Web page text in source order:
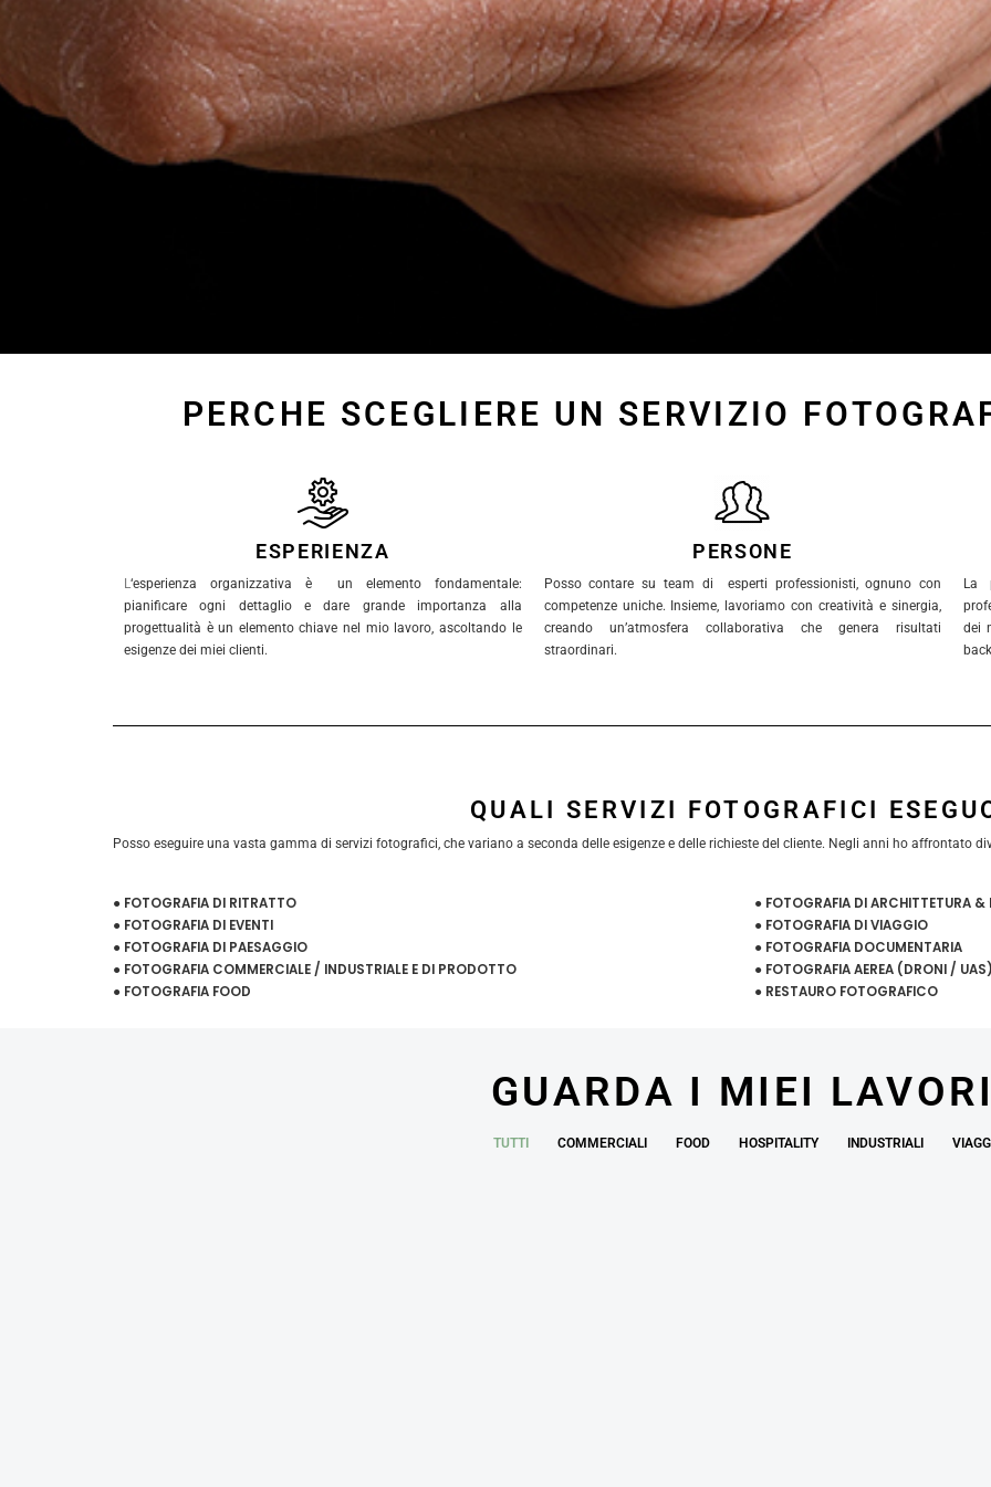
PERCHE SCEGLIERE UN SERVIZIO
ESPERIENZA
L‘esperienza organizzativa è un elemento fondamentale:
pianificare ogni dettaglio e dare grande importanza alla
progettualità è un elemento chiave nel mio lavoro, ascoltando le
esigenze dei miei clienti.
PERSONE
Posso contare su team di esperti professionisti, ognuno con
competenze uniche. Insieme, lavoriamo con creatività e sinergia,
creando un’atmosfera collaborativa che genera risultati
straordinari.
La
dei
QUALI SERVIZI FOTOGRAFICI
Posso eseguire una vasta gamma di servizi fotografici, che variano a seconda delle esigenze e delle richieste del cliente. Negli anni ho affrontato
● FOTOGRAFIA DI RITRATTO
● FOTOGRAFIA DI EVENTI
● FOTOGRAFIA DI PAESAGGIO
● FOTOGRAFIA COMMERCIALE / INDUSTRIALE E DI PRODOTTO
● FOTOGRAFIA FOOD
● FOTOGRAFIA DI ARCHITTETURA &
● FOTOGRAFIA DI VIAGGIO
● FOTOGRAFIA DOCUMENTARIA
● FOTOGRAFIA AEREA (DRONI /
● RESTAURO FOTOGRAFICO
GUARDA I MIEI
TUTTI COMMERCIALI FOOD HOSPITALITY INDUSTRIALI